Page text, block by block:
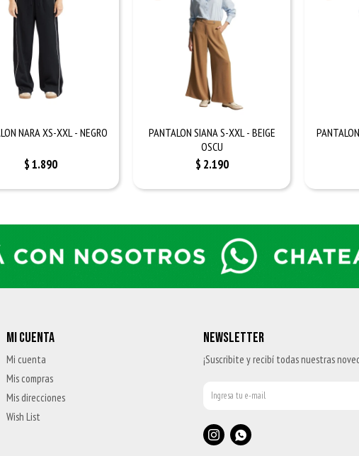
NARA XS-XXL - NEGRO
$1.890
PANTALON SIANA S-XXL - BEIGE
OSCU
$ 2.190
MI CUENTA
Mi cuenta
Mis compras
Mis direcciones
Wish List
NEWSLETTER
¡Suscribite y recibí todas nuestras
 